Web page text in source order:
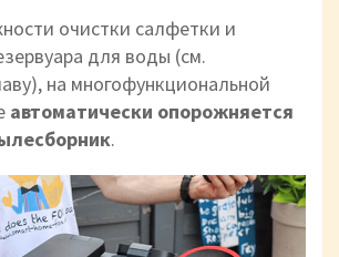
очистки салфетки и
для воды (см.
на многофункциональной
автоматически опорожняется
.